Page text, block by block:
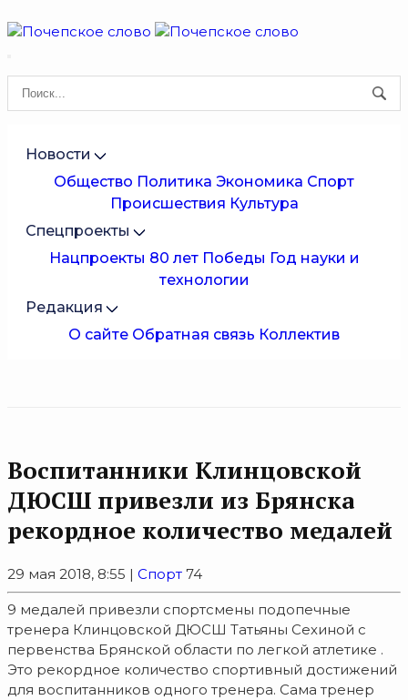
Новости
Общество Политика Экономика Спорт
Происшествия Культура
Спецпроекты
Нацпроекты 80 лет Победы Год науки и
технологии
Редакция
О сайте Обратная связь Коллектив
Воспитанники Клинцовской
ДЮСШ привезли из Брянска
рекордное количество медалей
29 мая 2018, 8:55 | Спорт 74
9 медалей привезли спортсмены подопечные
тренера Клинцовской ДЮСШ Татьяны Сехиной с
первенства Брянской области по легкой атлетике .
Это рекордное количество спортивный достижений
для воспитанников одного тренера. Сама тренер